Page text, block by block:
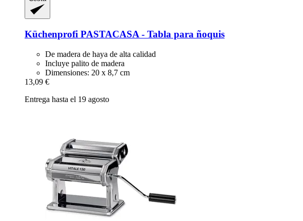
Küchenprofi PASTACASA -​ Tabla para ñoquis
De madera de haya de alta calidad
Incluye palito de madera
Dimensiones: 20 x 8,7 cm
13,09 €
Entrega hasta el 19 agosto